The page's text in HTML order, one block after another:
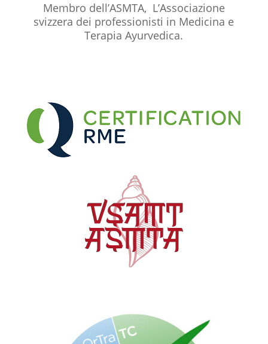
Membro dell’ASMTA, L’Associazione
svizzera dei professionisti in Medicina e
Terapia Ayurvedica.